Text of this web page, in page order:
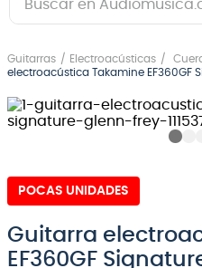
Guitarras Electroacústicas
electroacústica Takamine EF360GF
POCAS UNIDADES
Guitarra
EF360GF
1.
guitarra electrica
2.
bajo
guitarra electroacústica
5.
amplificador
6 .
teclado
7.
guitarra